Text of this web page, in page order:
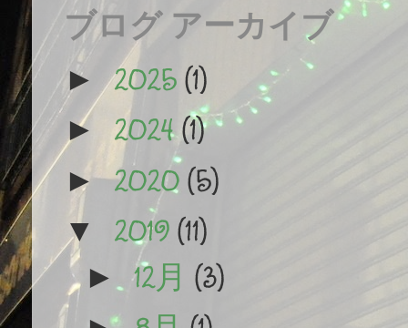
ブログ アーカイブ
►2025(1)
► 2024(1)
►2020(5)
▼ 2019(11)
►12月 (3)